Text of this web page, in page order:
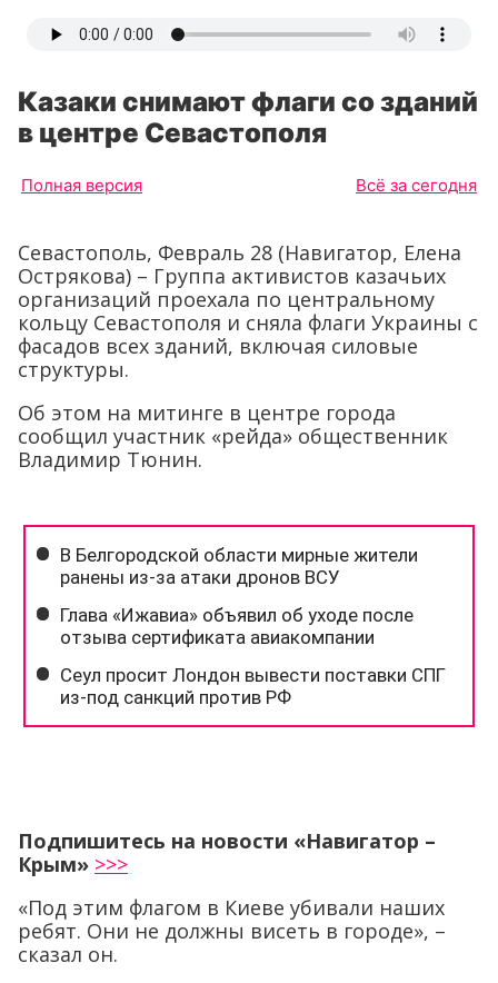
Казаки снимают флаги со зданий
в центре Севастополя
Полная версия Всё за сегодня
Севастополь, Февраль 28 (Навигатор, Елена
Острякова) – Группа активистов казачьих
организаций проехала по центральному
кольцу Севастополя и сняла флаги Украины с
фасадов всех зданий, включая силовые
структуры.
Об этом на митинге в центре города
сообщил участник «рейда» общественник
Владимир Тюнин.
Подпишитесь на новости «Навигатор –
Крым» >>>
«Под этим флагом в Киеве убивали наших
ребят. Они не должны висеть в городе», –
сказал он.